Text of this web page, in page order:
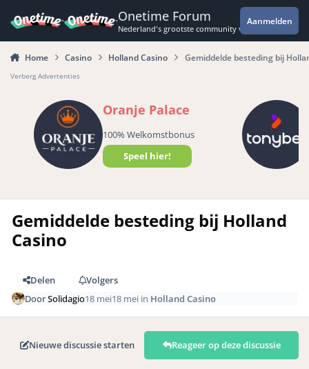
Onetime Forum
Nederland's grootste community voor de
Aanmelden
Home Casino Holland Casino Gemiddelde besteding bij
Verberg Advertenties
Oranje Palace
100% Welkomstbonus
Speel hier!
Gemiddelde besteding bij Holland
Casino
Delen
Volgers
DoorSolidagio18 mei18 mei in Holland Casino
Nieuwe discussie starten Reageer op deze discussie